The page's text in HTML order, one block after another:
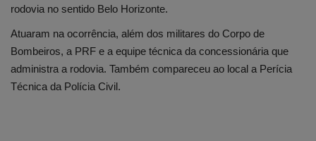
rodovia no sentido Belo Horizonte.
Atuaram na ocorrência, além dos militares do Corpo de
Bombeiros, a PRF e a equipe técnica da concessionária que
administra a rodovia. Também compareceu ao local a Perícia
Técnica da Polícia Civil.